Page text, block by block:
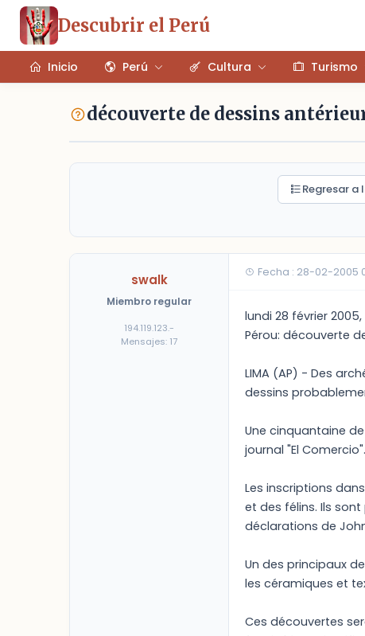
Descubrir el Perú
Inicio Perú Cultura Turismo
découverte de dessins
Regresar a
swalk
Miembro regular
194.119.123.-
Mensajes: 17
Fecha : 28-02-2005
lundi 28 février 2005,
Pérou: découverte
LIMA (AP) - Des
dessins
Une cinquantaine
journal "El Comercio".
Les inscriptions
et des félins. Ils
déclarations de
Un des principaux
les céramiques et
Ces découvertes